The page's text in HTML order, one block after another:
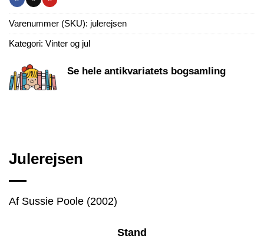
Varenummer (SKU): julerejsen
Kategori: Vinter og jul
Se hele antikvariatets bogsamling
Julerejsen
Af Sussie Poole (2002)
Stand